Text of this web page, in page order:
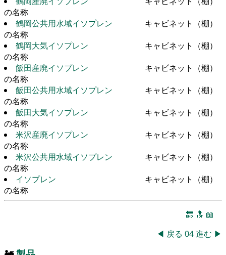
の名称
鶴岡公共用水域イソプレン
キャビネット（棚）
の名称
鶴岡大気イソプレン
キャビネット（棚）
の名称
飯田産廃イソプレン
キャビネット（棚）
の名称
飯田公共用水域イソプレン
キャビネット（棚）
の名称
飯田大気イソプレン
キャビネット（棚）
の名称
米沢産廃イソプレン
キャビネット（棚）
の名称
米沢公共用水域イソプレン
キャビネット（棚）
の名称
イソプレン
キャビネット（棚）
の名称
🔚 🔝 📖
◀ 戻る 04進む ▶